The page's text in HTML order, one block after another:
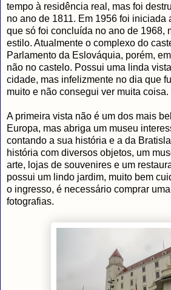
tempo à residência real, mas foi
no ano de 1811. Em 1956 foi iniciada
que só foi concluída no ano de 1968,
estilo. Atualmente o complexo do
Parlamento da Eslováquia, porém,
não no castelo. Possui uma linda
cidade, mas infelizmente no dia que
muito e não consegui ver muita coisa.
A primeira vista não é um dos mais
Europa, mas abriga um museu
contando a sua história e a da
história com diversos objetos, um
arte, lojas de souvenires e um
possui um lindo jardim, muito bem
o ingresso, é necessário comprar
fotografias.